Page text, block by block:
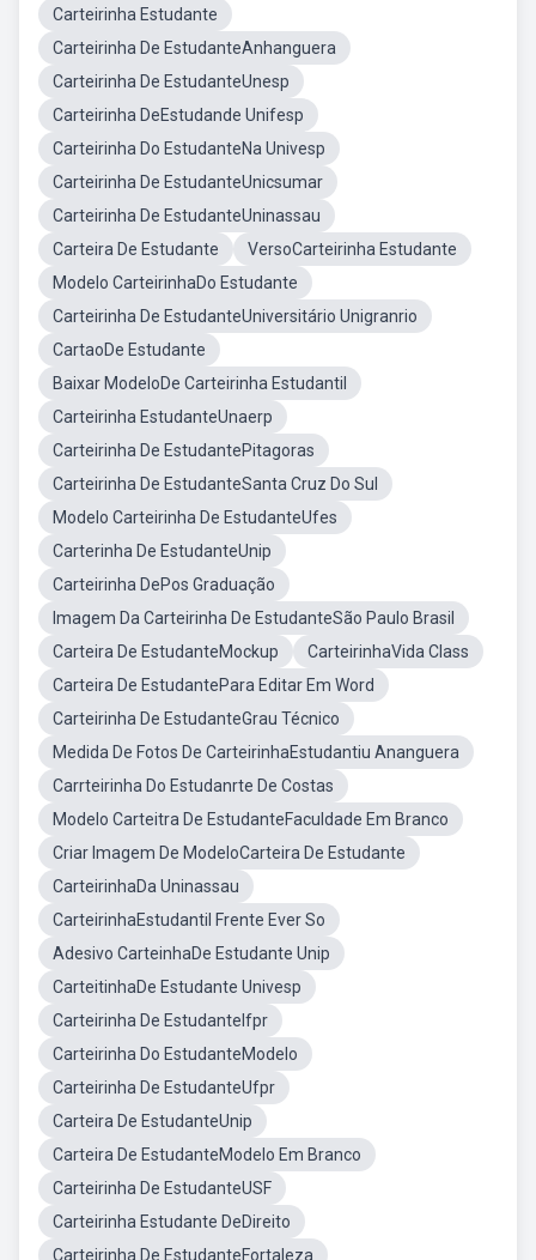
Carteirinha Estudante
Carteirinha De EstudanteAnhanguera
Carteirinha De EstudanteUnesp
Carteirinha DeEstudande Unifesp
Carteirinha Do EstudanteNa Univesp
Carteirinha De EstudanteUnicsumar
Carteirinha De EstudanteUninassau
Carteira De Estudante
VersoCarteirinha Estudante
Modelo CarteirinhaDo Estudante
Carteirinha De EstudanteUniversitário Unigranrio
CartaoDe Estudante
Baixar ModeloDe Carteirinha Estudantil
Carteirinha EstudanteUnaerp
Carteirinha De EstudantePitagoras
Carteirinha De EstudanteSanta Cruz Do Sul
Modelo Carteirinha De EstudanteUfes
Carterinha De EstudanteUnip
Carteirinha DePos Graduação
Imagem Da Carteirinha De EstudanteSão Paulo Brasil
Carteira De EstudanteMockup
CarteirinhaVida Class
Carteira De EstudantePara Editar Em Word
Carteirinha De EstudanteGrau Técnico
Medida De Fotos De CarteirinhaEstudantiu Ananguera
Carrteirinha Do Estudanrte De Costas
Modelo Carteitra De EstudanteFaculdade Em Branco
Criar Imagem De ModeloCarteira De Estudante
CarteirinhaDa Uninassau
CarteirinhaEstudantil Frente Ever So
Adesivo CarteinhaDe Estudante Unip
CarteitinhaDe Estudante Univesp
Carteirinha De EstudanteIfpr
Carteirinha Do EstudanteModelo
Carteirinha De EstudanteUfpr
Carteira De EstudanteUnip
Carteira De EstudanteModelo Em Branco
Carteirinha De EstudanteUSF
Carteirinha Estudante DeDireito
Carteirinha De EstudanteFortaleza